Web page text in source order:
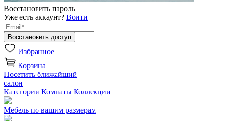
Восстановить пароль
Уже есть аккаунт? Войти
Избранное
Корзина
Посетить ближайший
салон
Категории Комнаты Коллекции
Мебель по вашим размерам